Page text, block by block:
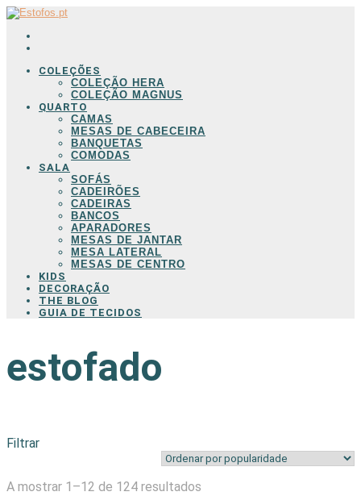
COLEÇÕES
COLEÇÃO HERA
COLEÇÃO MAGNUS
QUARTO
CAMAS
MESAS DE CABECEIRA
BANQUETAS
COMODAS
SALA
SOFÁS
CADEIRÕES
CADEIRAS
BANCOS
APARADORES
MESAS DE JANTAR
MESA LATERAL
MESAS DE CENTRO
KIDS
DECORAÇÃO
THE BLOG
GUIA DE TECIDOS
estofado
Filtrar
A mostrar 1–12 de 124 resultados